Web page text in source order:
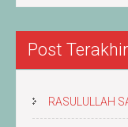
Artikel
Post Terakhir
RASULULLAH